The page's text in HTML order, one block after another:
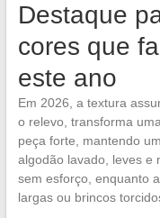
Destaque
cores que
este ano
Em 2026, a textura
o relevo, transforma
peça forte, mantendo
algodão lavado, leves e
sem esforço, enquanto
largas ou brincos